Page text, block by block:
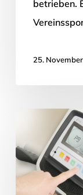
betrieben.
25.